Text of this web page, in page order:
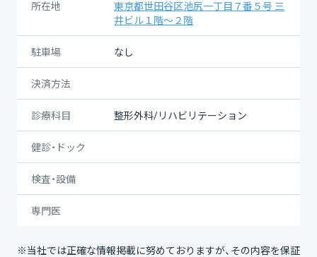
所在地
東京都世田谷区池尻一丁目７番５号 三
井ビル１階～２階
駐車場 なし
決済方法
診療科目 整形外科/リハビリテーション
健診・ドック
検査・設備
専門医
※当社では正確な情報掲載に努めておりますが、その内容を保証